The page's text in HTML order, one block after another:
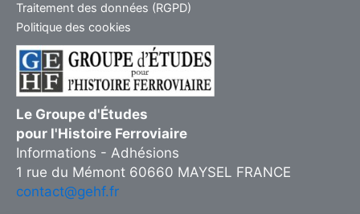
Traitement des données (RGPD)
Politique des cookies
Le Groupe d'Études
pour l'Histoire Ferroviaire
Informations - Adhésions
1 rue du Mémont 60660 MAYSEL FRANCE
contact@gehf.fr